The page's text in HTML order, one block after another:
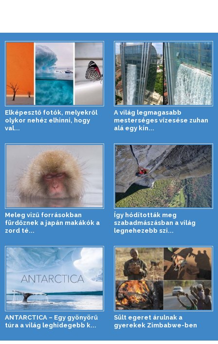
Elképesztő fotók, melyekről
olykor nehéz elhinni, hogy
val...
A világ legmagasabb
mesterséges vízesése zuhan
alá egy kín...
Meleg vizű forrásokban
fürdőznek a japán makákók a
zord té...
Így hódították meg
szabadmászásban a világ
legnehezebb szi...
ANTARCTICA – Egy gyönyörű
túra a világ leghidegebb k...
Sült egeret árulnak a
gyerekek Zimbabwe-ben